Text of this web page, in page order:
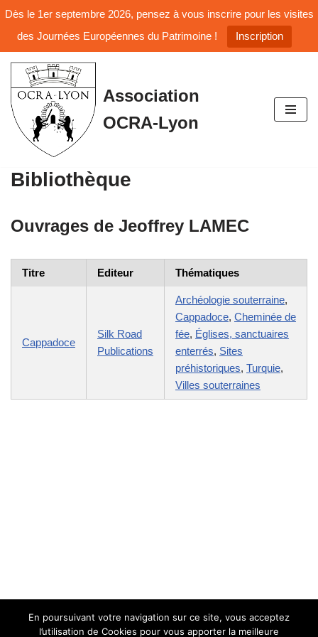
Dès le 1er septembre 2026, pensez à vous inscrire pour les visites
des Journées Européennes du Patrimoine !
Inscription
Aller
au
contenu
Association
OCRA-Lyon
Bibliothèque
Ouvrages de Jeoffrey LAMEC
Titre Editeur Thématiques
Cappadoce
Silk Road
Publications
Archéologie souterraine,
Cappadoce, Cheminée de
fée, Églises, sanctuaires
enterrés, Sites
préhistoriques, Turquie,
Villes souterraines
En poursuivant votre navigation sur ce site, vous acceptez
l’utilisation de Cookies pour vous apporter la meilleure